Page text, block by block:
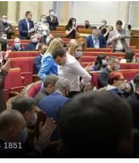
1851